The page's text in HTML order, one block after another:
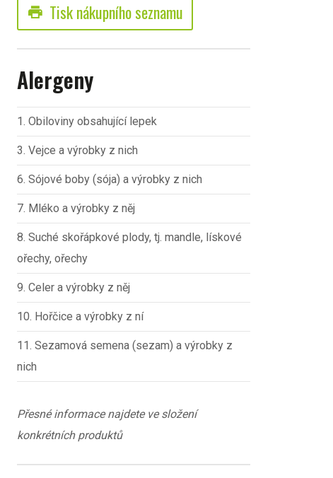
print Tisk nákupního seznamu
Alergeny
1. Obiloviny obsahující lepek
3. Vejce a výrobky z nich
6. Sójové boby (sója) a výrobky z nich
7. Mléko a výrobky z něj
8. Suché skořápkové plody, tj. mandle, lískové
ořechy, ořechy
9. Celer a výrobky z něj
10. Hořčice a výrobky z ní
11. Sezamová semena (sezam) a výrobky z
nich
Přesné informace najdete ve složení
konkrétních produktů